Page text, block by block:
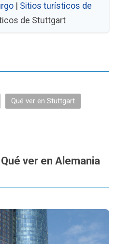
| Sitios turísticos de
de Stuttgart
Qué ver en Stuttgart
ver en Alemania